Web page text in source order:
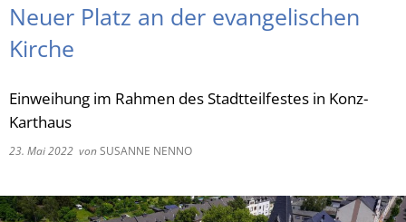
TR
Neuer Platz an der evangelischen
Kirche
Einweihung im Rahmen des Stadtteilfestes in Konz-
Karthaus
23. Mai 2022 vonSUSANNE NENNO